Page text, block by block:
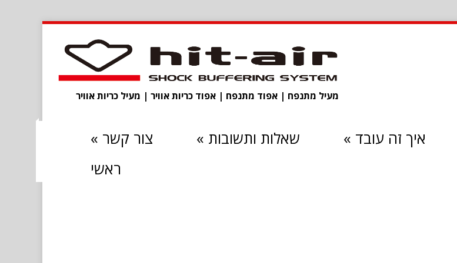
מעיל מתנפח | אפוד מתנפח | אפוד כריות אוויר | מעיל כריות אוויר
צור קשר » שאלות ותשובות » איך זה עובד »
ראשי